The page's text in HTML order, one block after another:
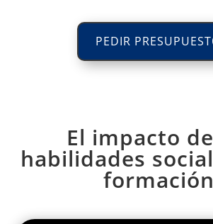
PEDIR
El impacto
habilidades
formación